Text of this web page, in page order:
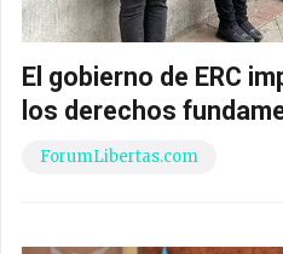
El gobierno de ERC
los derechos
ForumLibertas.com